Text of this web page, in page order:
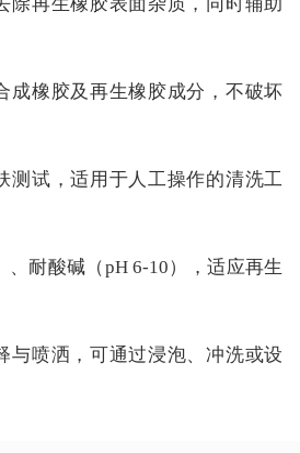
成橡胶及再生橡胶成分，不破坏
测试，适用于人工操作的清洗工
耐酸碱（pH 6-10），适应再生
与喷洒，可通过浸泡、冲洗或设